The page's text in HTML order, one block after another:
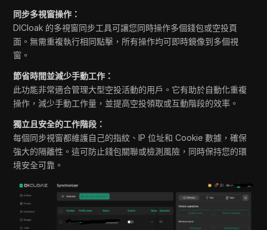
同步多視窗操作：
DICloak 的多視窗同步工具可讓您同時操作多個錢包或空投頁
面。無需重複執行相同點擊，所有操作均可即時鏡像到多個視
窗。
節省時間並減少手動工作：
此功能非常適合管理大型空投活動的用戶。它有助於自動化重複
操作，減少手動工作量，並提高空投領取或互動階段的效率。
獨立且安全的工作階段：
每個同步視窗都維護自己的指紋、IP 位址和 Cookie 數據，確保
強大的隔離性。這可防止錢包關聯或檢測風險，同時保持您的環
境安全可靠。